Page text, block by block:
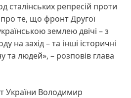
сталінських репресій проти
про те, що фронт Другої
землею двічі – з
на захід – та інші історичні
та людей», – розповів глава
України Володимир